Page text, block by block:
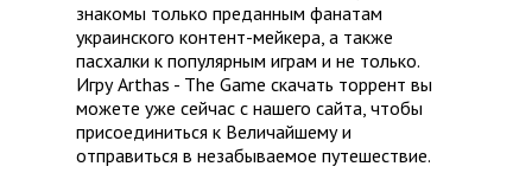
знакомы только преданным фанатам
украинского контент-мейкера, а также
пасхалки к популярным играм и не только.
Игру Arthas - The Game скачать торрент вы
можете уже сейчас с нашего сайта, чтобы
присоединиться к Величайшему и
отправиться в незабываемое путешествие.